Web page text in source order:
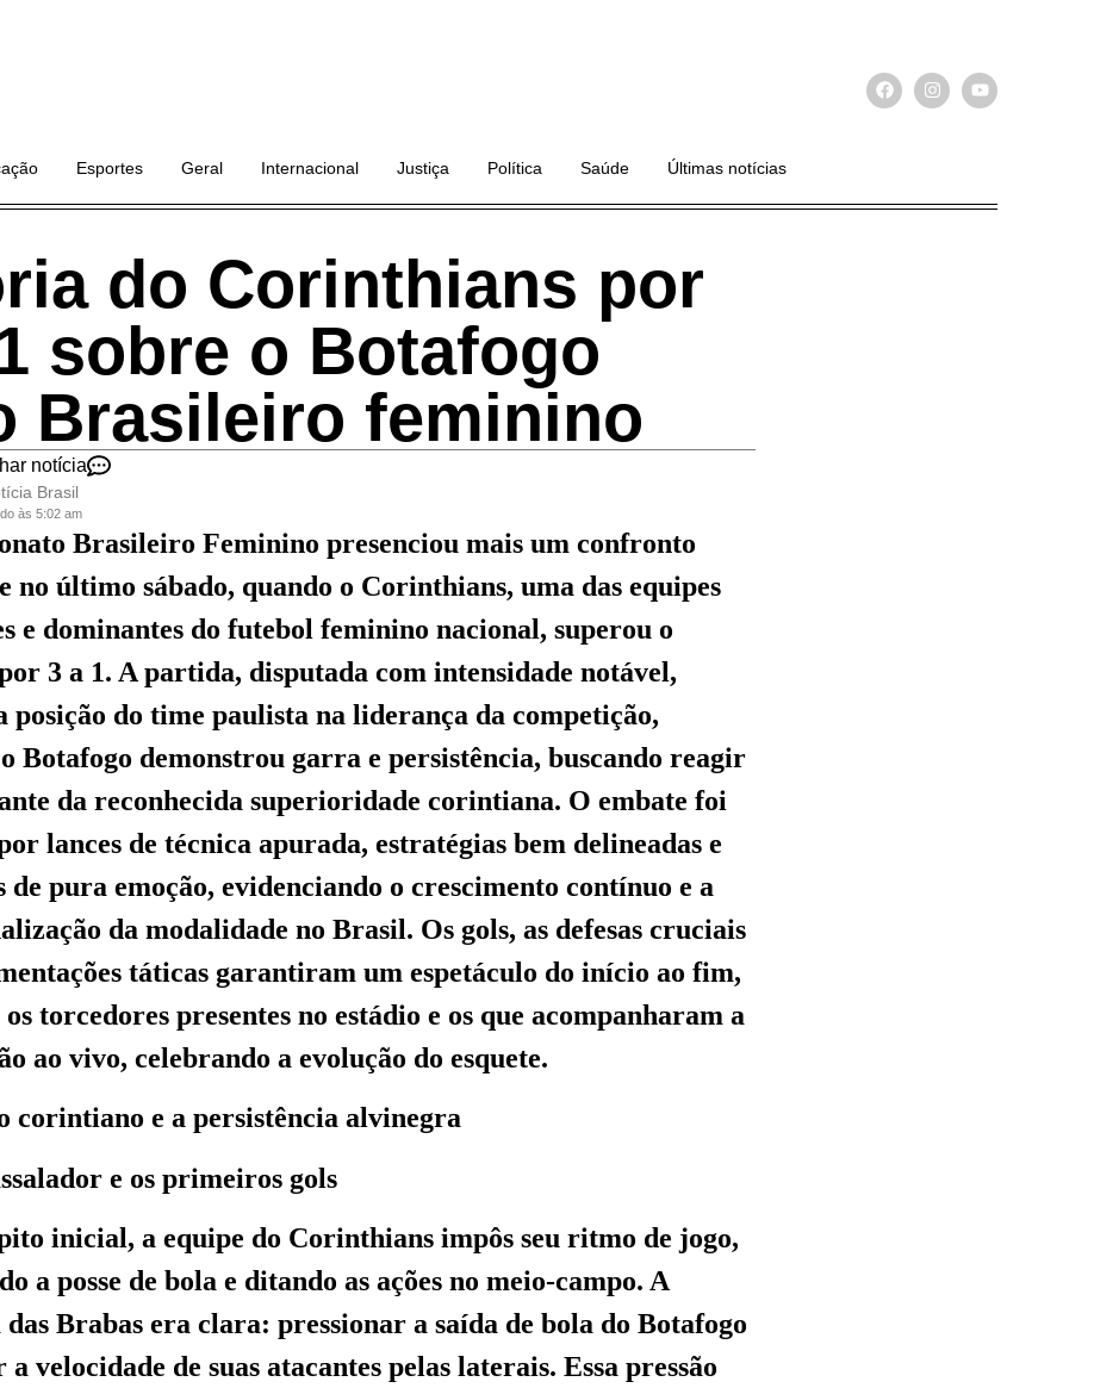
Esportes Geral Internacional Justiça Política Saúde Últimas notícias
do Corinthians por
sobre o Botafogo
Brasileiro feminino
notícia
Brasil
às 5:02 am
Brasileiro Feminino presenciou mais um confronto
no último sábado, quando o Corinthians, uma das equipes
e dominantes do futebol feminino nacional, superou o
3 a 1. A partida, disputada com intensidade notável,
posição do time paulista na liderança da competição,
Botafogo demonstrou garra e persistência, buscando reagir
da reconhecida superioridade corintiana. O embate foi
lances de técnica apurada, estratégias bem delineadas e
de pura emoção, evidenciando o crescimento contínuo e a
da modalidade no Brasil. Os gols, as defesas cruciais
táticas garantiram um espetáculo do início ao fim,
torcedores presentes no estádio e os que acompanharam a
ao vivo, celebrando a evolução do esquete.
corintiano e a persistência alvinegra
e os primeiros gols
inicial, a equipe do Corinthians impôs seu ritmo de jogo,
a posse de bola e ditando as ações no meio-campo. A
Brabas era clara: pressionar a saída de bola do Botafogo
velocidade de suas atacantes pelas laterais. Essa pressão